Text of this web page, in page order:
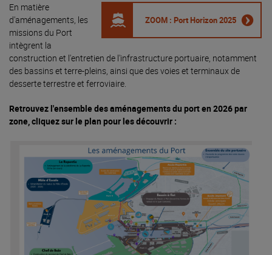
ZOOM : Port Horizon 2025
En matière
d'aménagements, les
missions du Port
intègrent la
construction et l'entretien de l'infrastructure portuaire, notamment
des bassins et terre-pleins, ainsi que des voies et terminaux de
desserte terrestre et ferroviaire.
Retrouvez l'ensemble des aménagements du port en 2026 par
zone, cliquez sur le plan pour les découvrir :